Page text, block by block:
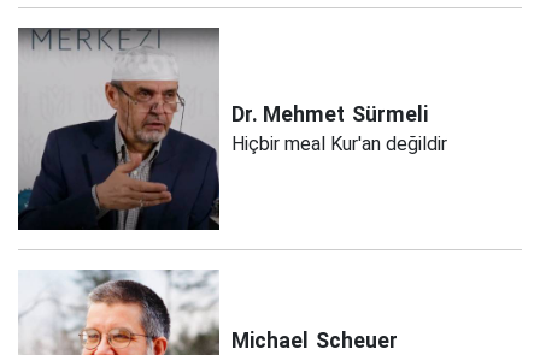
Dr. Mehmet Sürmeli
Hiçbir meal Kur'an değildir
Michael Scheuer